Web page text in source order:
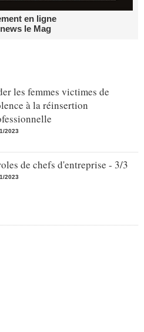
en ligne
le Mag
les femmes victimes de
à la réinsertion
2023
de chefs d'entreprise - 3/3
2023